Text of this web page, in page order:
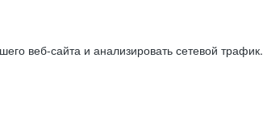
веб-сайта и анализировать сетевой трафик.